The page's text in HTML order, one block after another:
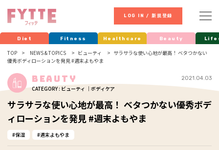
LOG IN / 新規登録
Diet Fitness Healthcare Beauty
TOP NEWS & TOPICS ビューティ
サラサラな使い心地が最高！ ベタつかない
優秀ボディローションを発見 #週末よもやま
Beauty
CATEGORY : ビューティ ｜ボディケア
2021.04.03
サラサラな使い心地が最高！ ベタつかない優秀ボデ
ィローションを発見 #週末よもやま
保湿 週末よもやま